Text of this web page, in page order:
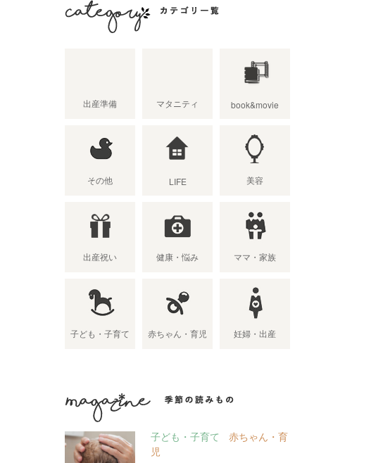
さん使ってもらえるも
のをプレゼントした
のでしょうか。また、
ビーの誕生という慶
出産準備 マタニティ book&movie
その他 LIFE 美容
出産祝い 健康・悩み ママ・家族
子ども・子育て 赤ちゃん・育児 妊婦・出産
季節の読み物 子ども・子育て
赤ちゃん・育
児